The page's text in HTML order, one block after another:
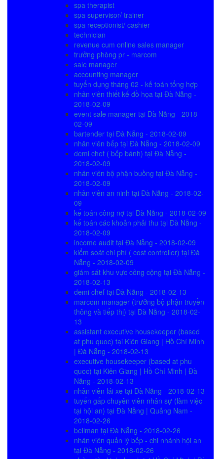
spa therapist
spa supervisor/ trainer
spa receptionist/ cashier
technician
revenue cum online sales manager
trưởng phòng pr - marcom
sale manager
accounting manager
tuyển dụng tháng 02 - kế toán tổng hợp
nhân viên thiết kế đồ họa tại Đà Nẵng -
2018-02-09
event sale manager tại Đà Nẵng - 2018-
02-09
bartender tại Đà Nẵng - 2018-02-09
nhân viên bếp tại Đà Nẵng - 2018-02-09
demi chef ( bếp bánh) tại Đà Nẵng -
2018-02-09
nhân viên bộ phận buồng tại Đà Nẵng -
2018-02-09
nhân viên an ninh tại Đà Nẵng - 2018-02-
09
kế toán công nợ tại Đà Nẵng - 2018-02-09
kế toán các khoản phải thu tại Đà Nẵng -
2018-02-09
income audit tại Đà Nẵng - 2018-02-09
kiểm soát chi phí ( cost controller) tại Đà
Nẵng - 2018-02-09
giám sát khu vực công cộng tại Đà Nẵng -
2018-02-13
demi chef tại Đà Nẵng - 2018-02-13
marcom manager (trưởng bộ phận truyền
thông và tiếp thị) tại Đà Nẵng - 2018-02-
13
assistant executive housekeeper (based
at phu quoc) tại Kiên Giang | Hồ Chí Minh
| Đà Nẵng - 2018-02-13
executive housekeeper (based at phu
quoc) tại Kiên Giang | Hồ Chí Minh | Đà
Nẵng - 2018-02-13
nhân viên lái xe tại Đà Nẵng - 2018-02-13
tuyển gấp chuyên viên nhân sự (làm việc
tại hội an) tại Đà Nẵng | Quảng Nam -
2018-02-26
bellman tại Đà Nẵng - 2018-02-26
nhân viên quản lý bếp - chi nhánh hội an
tại Đà Nẵng - 2018-02-26